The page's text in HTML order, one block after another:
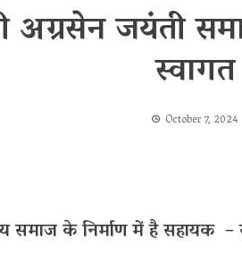
अग्रसेन जयंती
स्वागत
October 7, 2024
समाज के निर्माण में है सहायक